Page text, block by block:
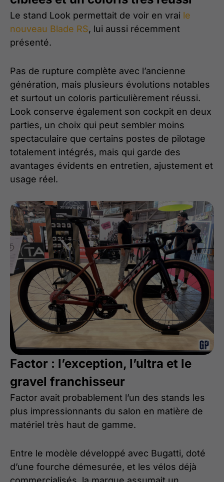
Le stand Look permettait de voir en vrai le
nouveau Blade RS, lui aussi récemment
présenté.
Pas de rupture complète avec l’ancienne
génération, mais plusieurs évolutions notables
et surtout un coloris particulièrement réussi.
Look conserve également son cockpit en deux
parties, un choix qui peut sembler moins
spectaculaire que certains postes de pilotage
totalement intégrés, mais qui garde des
avantages évidents en entretien, ajustement et
usage réel.
Factor : l’exception, l’ultra et le
gravel franchisseur
Factor avait probablement l’un des stands les
plus impressionnants du salon en matière de
matériel très haut de gamme.
Entre le modèle développé avec Bugatti, doté
d’une fourche démesurée, et les vélos déjà